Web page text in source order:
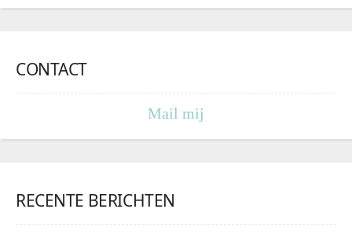
CONTACT
Mail mij
RECENTE BERICHTEN